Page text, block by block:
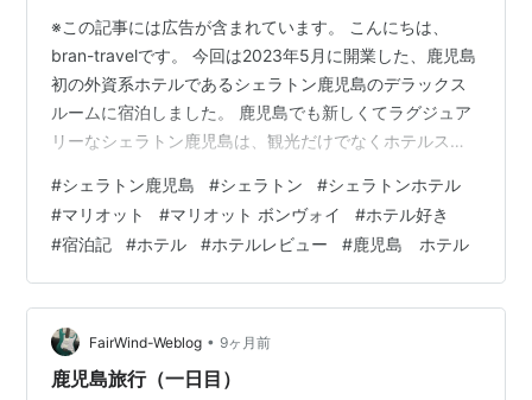
※この記事には広告が含まれています。 こんにちは、
bran-travelです。 今回は2023年5月に開業した、鹿児島
初の外資系ホテルであるシェラトン鹿児島のデラックス
ルームに宿泊しました。 鹿児島でも新しくてラグジュア
リーなシェラトン鹿児島は、観光だけでなくホテルステ
マリオットグループのホテルとして、海外の富裕層を鹿
児島に誘致する重要な役割も担っているのかもしれませ
ん。 鹿児島唯一の外資系高級ホテルで、優雅なホテルス
テイを楽しみませんか？ この記事はこのような読者にお
すすめ！ シェラトン鹿児島の宿泊を検討している 鹿児島
市内で高級ホテルを探…
#シェラトン鹿児島 #シェラトン #シェラトンホテル
#マリオット #マリオット ボンヴォイ #ホテル好き
#宿泊記 #ホテル #ホテルレビュー #鹿児島 ホテル
FairWind-Weblog • 9ヶ月前
鹿児島旅行（一日目）